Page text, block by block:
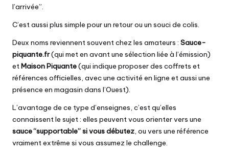
l’arrivée”.
C’est aussi plus simple pour un retour ou un souci de colis.
Deux noms reviennent souvent chez les amateurs : Sauce-
piquante.fr(qui met en avant une sélection liée à l’émission)
etMaison Piquante(qui indique proposer des coffrets et
références officielles, avec une activité en ligne et aussi une
présence en magasin dans l’Ouest).
L’avantage de ce type d’enseignes, c’est qu’elles
connaissent le sujet : elles peuvent vous orienter vers une
sauce “supportable” si vous débutez, ou vers une référence
vraiment extrême si vous assumez le challenge.